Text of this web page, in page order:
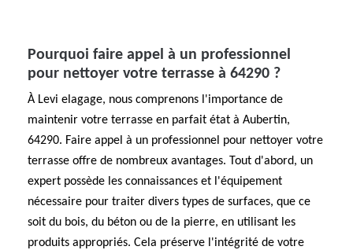
Pourquoi faire appel à un professionnel
pour nettoyer votre terrasse à 64290 ?
À Levi elagage, nous comprenons l'importance de
maintenir votre terrasse en parfait état à Aubertin,
64290. Faire appel à un professionnel pour nettoyer votre
terrasse offre de nombreux avantages. Tout d'abord, un
expert possède les connaissances et l'équipement
nécessaire pour traiter divers types de surfaces, que ce
soit du bois, du béton ou de la pierre, en utilisant les
produits appropriés. Cela préserve l'intégrité de votre